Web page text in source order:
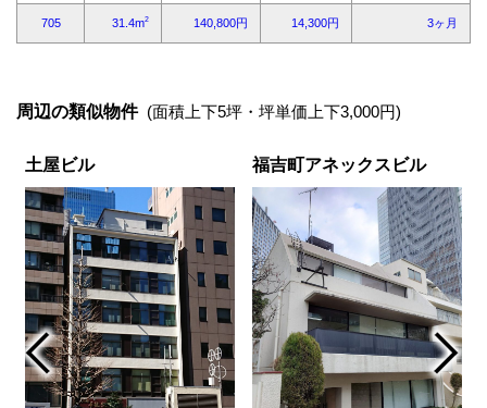
周辺の類似物件 (面積上下5坪・坪単価上下3,000円)